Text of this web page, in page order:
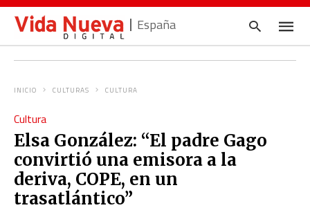
España
INICIO CULTURAS CULTURA
Cultura
Elsa González: “El padre Gago
convirtió una emisora a la
deriva, COPE, en un
trasatlántico”